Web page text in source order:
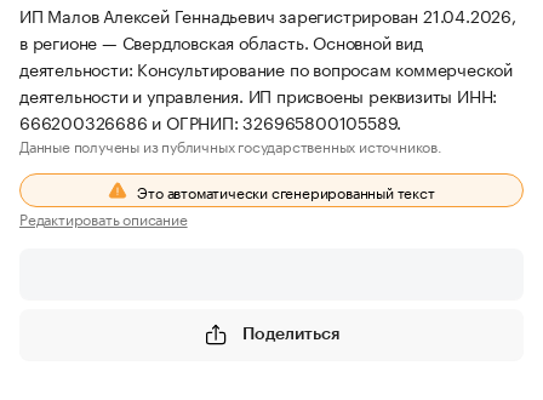
ИП Малов Алексей Геннадьевич зарегистрирован 21.04.2026,
в регионе — Свердловская область. Основной вид
деятельности: Консультирование по вопросам коммерческой
деятельности и управления. ИП присвоены реквизиты ИНН:
666200326686 и ОГРНИП: 326965800105589.
Данные получены из публичных государственных источников.
Это автоматически сгенерированный текст
Редактировать описание
Поделиться